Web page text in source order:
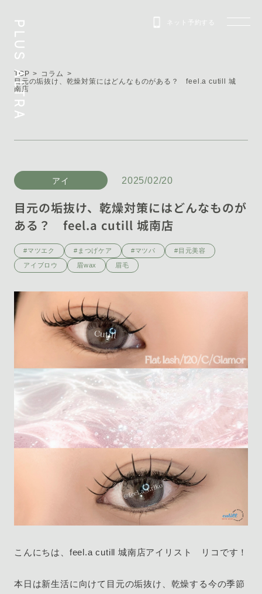
PLUS ALTRA ネット予約する
TOP
コラム
目元の垢抜け、乾燥対策にはどんなものがある？ feel.a cutill 城
南店
アイ 2025/02/20
目元の垢抜け、乾燥対策にはどんなものが
ある？ feel.a cutill 城南店
#マツエク #まつげケア #マツパ #目元美容
アイブロウ 眉wax 眉毛
こんにちは、feel.a cutill 城南店アイリスト リコです！
本日は新生活に向けて目元の垢抜け、乾燥する今の季節